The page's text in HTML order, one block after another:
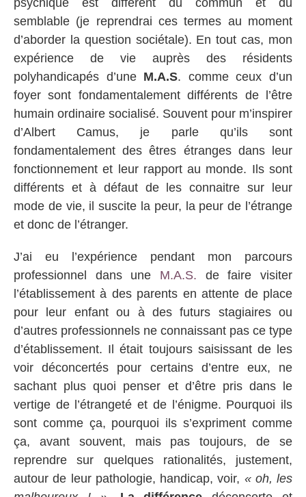
semblable (je reprendrai ces termes au moment
d’aborder la question sociétale). En tout cas, mon
expérience de vie auprès des résidents
polyhandicapés d’une M.A.S. comme ceux d’un
foyer sont fondamentalement différents de l’être
humain ordinaire socialisé. Souvent pour m’inspirer
d’Albert Camus, je parle qu’ils sont
fondamentalement des êtres étranges dans leur
fonctionnement et leur rapport au monde. Ils sont
différents et à défaut de les connaitre sur leur
mode de vie, il suscite la peur, la peur de l’étrange
et donc de l’étranger.
J’ai eu l’expérience pendant mon parcours
professionnel dans une M.A.S. de faire visiter
l’établissement à des parents en attente de place
pour leur enfant ou à des futurs stagiaires ou
d’autres professionnels ne connaissant pas ce type
d’établissement. Il était toujours saisissant de les
voir déconcertés pour certains d’entre eux, ne
sachant plus quoi penser et d’être pris dans le
vertige de l’étrangeté et de l’énigme. Pourquoi ils
sont comme ça, pourquoi ils s’expriment comme
ça, avant souvent, mais pas toujours, de se
reprendre sur quelques rationalités, justement,
autour de leur pathologie, handicap, voir, « oh, les